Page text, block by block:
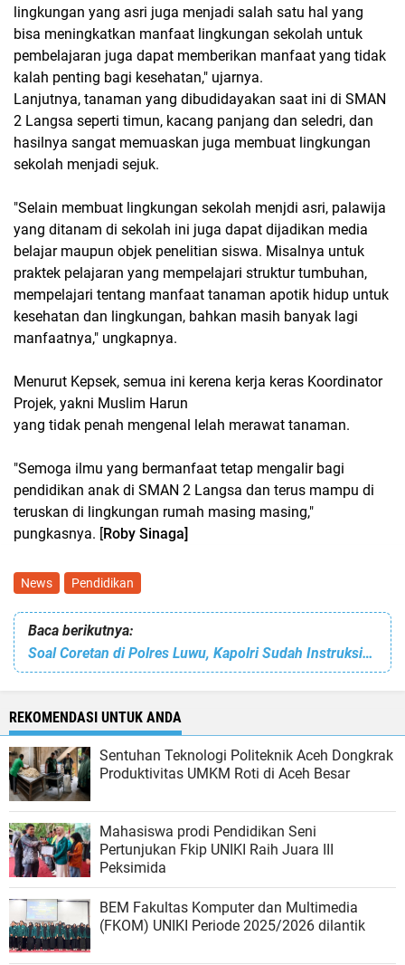
lingkungan yang asri juga menjadi salah satu hal yang
bisa meningkatkan manfaat lingkungan sekolah untuk
pembelajaran juga dapat memberikan manfaat yang tidak
kalah penting bagi kesehatan," ujarnya.
Lanjutnya, tanaman yang dibudidayakan saat ini di SMAN
2 Langsa seperti timun, kacang panjang dan seledri, dan
hasilnya sangat memuaskan juga membuat lingkungan
sekolah menjadi sejuk.
"Selain membuat lingkungan sekolah menjdi asri, palawija
yang ditanam di sekolah ini juga dapat dijadikan media
belajar maupun objek penelitian siswa. Misalnya untuk
praktek pelajaran yang mempelajari struktur tumbuhan,
mempelajari tentang manfaat tanaman apotik hidup untuk
kesehatan dan lingkungan, bahkan masih banyak lagi
manfaatnya," ungkapnya.
Menurut Kepsek, semua ini kerena kerja keras Koordinator
Projek, yakni Muslim Harun
yang tidak penah mengenal lelah merawat tanaman.
"Semoga ilmu yang bermanfaat tetap mengalir bagi
pendidikan anak di SMAN 2 Langsa dan terus mampu di
teruskan di lingkungan rumah masing masing,"
pungkasnya. [Roby Sinaga]
News Pendidikan
Baca berikutnya:
Soal Coretan di Polres Luwu, Kapolri Sudah Instruksikan Kadiv Propam untuk Dalami
REKOMENDASI UNTUK ANDA
Sentuhan Teknologi Politeknik Aceh Dongkrak
Produktivitas UMKM Roti di Aceh Besar
Mahasiswa prodi Pendidikan Seni
Pertunjukan Fkip UNIKI Raih Juara III
Peksimida
BEM Fakultas Komputer dan Multimedia
(FKOM) UNIKI Periode 2025/2026 dilantik